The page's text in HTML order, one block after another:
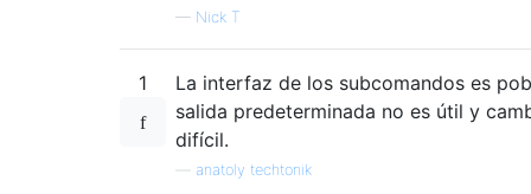
— Nick T
1
La interfaz de los subcomandos es
salida predeterminada no es útil y
difícil.
anatoly techtonik